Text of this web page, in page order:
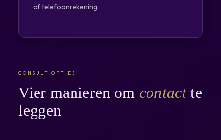
of telefoonrekening.
CONSULT OPTIES
Vier manieren om contactte
leggen